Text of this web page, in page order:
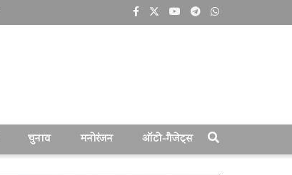
चुनाव मनोरंजन ऑटो-गैजेट्स